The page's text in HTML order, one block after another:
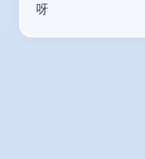
呀